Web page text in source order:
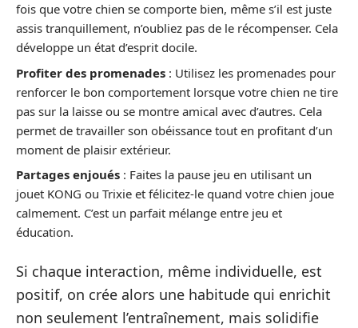
fois que votre chien se comporte bien, même s’il est juste
assis tranquillement, n’oubliez pas de le récompenser. Cela
développe un état d’esprit docile.
Profiter des promenades : Utilisez les promenades pour
renforcer le bon comportement lorsque votre chien ne tire
pas sur la laisse ou se montre amical avec d’autres. Cela
permet de travailler son obéissance tout en profitant d’un
moment de plaisir extérieur.
Partages enjoués : Faites la pause jeu en utilisant un
jouet KONG ou Trixie et félicitez-le quand votre chien joue
calmement. C’est un parfait mélange entre jeu et
éducation.
Si chaque interaction, même individuelle, est
positif, on crée alors une habitude qui enrichit
non seulement l’entraînement, mais solidifie